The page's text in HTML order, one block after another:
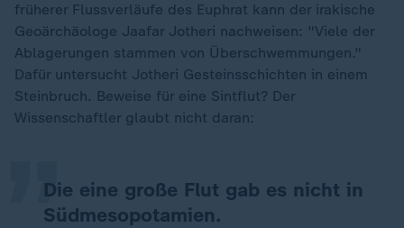
früherer Flussverläufe des Euphrat kann der irakische
Geoärchäologe Jaafar Jotheri nachweisen: "Viele der
Ablagerungen stammen von Überschwemmungen."
Dafür untersucht Jotheri Gesteinsschichten in einem
Steinbruch. Beweise für eine Sintflut? Der
Wissenschaftler glaubt nicht daran:
Die eine große Flut gab es nicht in
Südmesopotamien.
„